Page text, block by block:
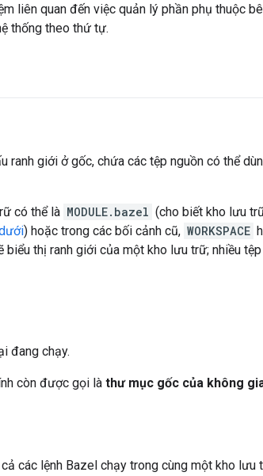
liên quan đến việc quản lý phần phụ thuộc
thống theo thứ tự.
ranh giới ở gốc, chứa các tệp nguồn có thể
có thể là MODULE.bazel (cho biết kho lưu
) hoặc trong các bối cảnh cũ, WORKSPACE
thị ranh giới của một kho lưu trữ; nhiều
đang chạy.
còn được gọi là thư mục gốc của không
các lệnh Bazel chạy trong cùng một kho lưu